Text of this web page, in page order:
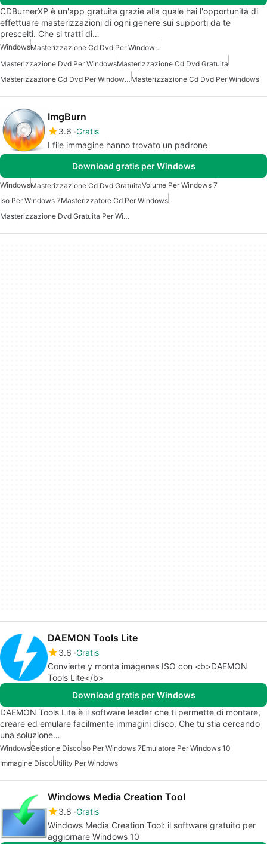
CDBurnerXP è un'app gratuita grazie alla quale hai l'opportunità di
effettuare masterizzazioni di ogni genere sui supporti da te
prescelti. Che si tratti di…
Windows
Masterizzazione Cd Dvd Per Windows 7
Masterizzazione Dvd Per WindowsMasterizzazione Cd Dvd Gratuita
Masterizzazione Cd Dvd Per Windows GratisMasterizzazione Cd Dvd Per Windows
ImgBurn
3.6 Gratis
I file immagine hanno trovato un padrone
Download gratis per Windows
WindowsMasterizzazione Cd Dvd GratuitaVolume Per Windows 7
Iso Per Windows 7Masterizzatore Cd Per Windows
Masterizzazione Dvd Gratuita Per Windows
DAEMON Tools Lite
3.6 Gratis
Convierte y monta imágenes ISO con <b>DAEMON
Tools Lite</b>
Download gratis per Windows
DAEMON Tools Lite è il software leader che ti permette di montare,
creare ed emulare facilmente immagini disco. Che tu stia cercando
una soluzione…
WindowsGestione DiscoIso Per Windows 7Emulatore Per Windows 10
Immagine DiscoUtility Per Windows
Windows Media Creation Tool
3.8 Gratis
Windows Media Creation Tool: il software gratuito per
aggiornare Windows 10